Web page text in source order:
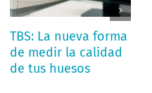
TBS: La nueva forma
de medir la calidad
de tus huesos